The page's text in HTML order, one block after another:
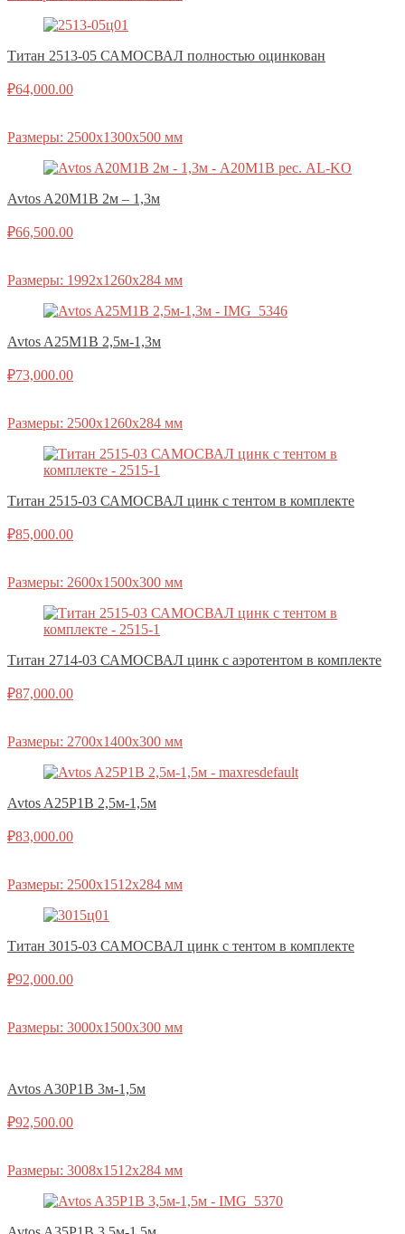
Титан 2513-05 САМОСВАЛ полностью оцинкован
₽64,000.00
Размеры: 2500х1300х500 мм
Avtos A20M1B 2м – 1,3м
₽66,500.00
Размеры: 1992х1260х284 мм
Avtos A25M1B 2,5м-1,3м
₽73,000.00
Размеры: 2500х1260х284 мм
Титан 2515-03 САМОСВАЛ цинк с тентом в комплекте
₽85,000.00
Размеры: 2600х1500х300 мм
Титан 2714-03 САМОСВАЛ цинк с аэротентом в комплекте
₽87,000.00
Размеры: 2700х1400х300 мм
Avtos A25P1B 2,5м-1,5м
₽83,000.00
Размеры: 2500х1512х284 мм
Титан 3015-03 САМОСВАЛ цинк с тентом в комплекте
₽92,000.00
Размеры: 3000х1500х300 мм
Avtos A30P1B 3м-1,5м
₽92,500.00
Размеры: 3008х1512х284 мм